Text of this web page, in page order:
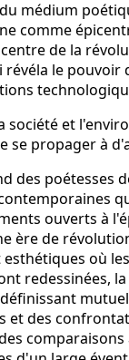
médium
comme
de la
le pouvoir
société et
se propager à
des poétesses
ouverts à
ère de
où
redessinées,
définissant
et des
comparaisons